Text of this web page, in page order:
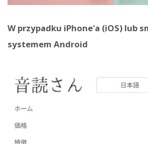
W przypadku iPhone'a (iOS) lub
systemem Android